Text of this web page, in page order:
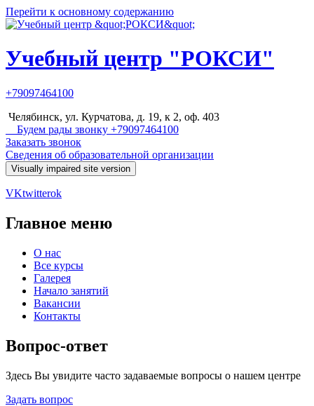
Перейти к основному содержанию
Учебный центр "РОКСИ"
+79097464100
Челябинск, ул. Курчатова, д. 19, к 2, оф. 403
Будем рады звонку +79097464100
Заказать звонок
Сведения об образовательной организации
VKtwitterok
Главное меню
О нас
Все курсы
Галерея
Начало занятий
Вакансии
Контакты
Вопрос-ответ
Здесь Вы увидите часто задаваемые вопросы о нашем центре
Задать вопрос